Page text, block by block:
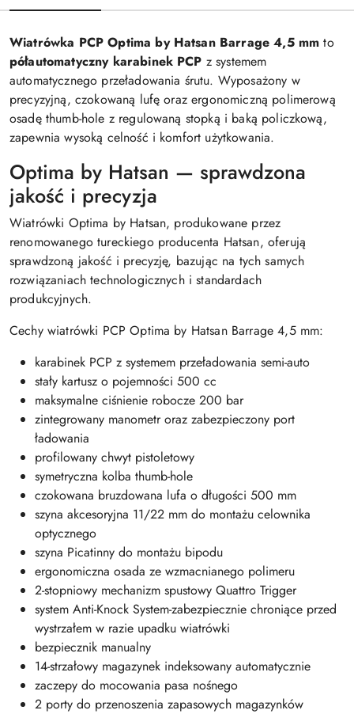
Wiatrówka PCP Optima by Hatsan Barrage 4,5 mm to
półautomatyczny karabinek PCP z systemem
automatycznego przeładowania śrutu. Wyposażony w
precyzyjną, czokowaną lufę oraz ergonomiczną polimerową
osadę thumb-hole z regulowaną stopką i baką policzkową,
zapewnia wysoką celność i komfort użytkowania.
Optima by Hatsan — sprawdzona
jakość i precyzja
Wiatrówki Optima by Hatsan, produkowane przez
renomowanego tureckiego producenta Hatsan, oferują
sprawdzoną jakość i precyzję, bazując na tych samych
rozwiązaniach technologicznych i standardach
produkcyjnych.
Cechy wiatrówki PCP Optima by Hatsan Barrage 4,5 mm:
karabinek PCP z systemem przeładowania semi-auto
stały kartusz o pojemności 500 cc
maksymalne ciśnienie robocze 200 bar
zintegrowany manometr oraz zabezpieczony port
ładowania
profilowany chwyt pistoletowy
symetryczna kolba thumb-hole
czokowana bruzdowana lufa o długości 500 mm
szyna akcesoryjna 11/22 mm do montażu celownika
optycznego
szyna Picatinny do montażu bipodu
ergonomiczna osada ze wzmacnianego polimeru
2-stopniowy mechanizm spustowy Quattro Trigger
system Anti-Knock System-zabezpiecznie chroniące przed
wystrzałem w razie upadku wiatrówki
bezpiecznik manualny
14-strzałowy magazynek indeksowany automatycznie
zaczepy do mocowania pasa nośnego
2 porty do przenoszenia zapasowych magazynków